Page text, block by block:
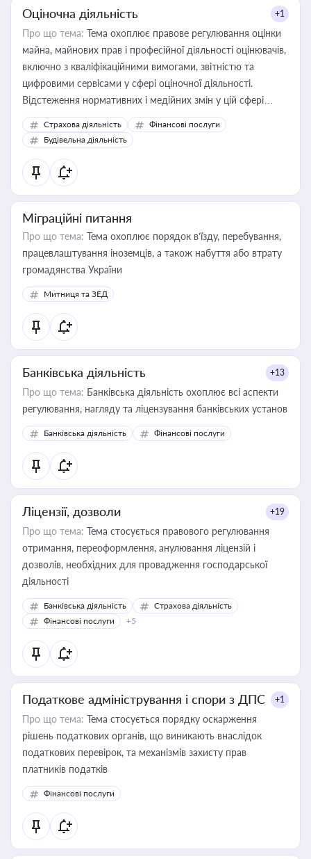
Оціночна діяльність +1
Про що тема: Тема охоплює правове регулювання оцінки
майна, майнових прав і професійної діяльності оцінювачів,
включно з кваліфікаційними вимогами, звітністю та
цифровими сервісами у сфері оціночної діяльності.
Відстеження нормативних і медійних змін у цій сфері
корисне для власника бізнесу, керівника, юриста або
бухгалтера під час оподаткування, приватизації, оренди
державного майна, корпоративних угод і перевірки
статусу суб'єктів оціночної діяльності
Страхова діяльність
Фінансові послуги
Будівельна діяльність
Міграційні питання
Про що тема: Тема охоплює порядок в’їзду, перебування,
працевлаштування іноземців, а також набуття або втрату
громадянства України
Митниця та ЗЕД
Банківська діяльність +13
Про що тема: Банківська діяльність охоплює всі аспекти
регулювання, нагляду та ліцензування банківських установ
Банківська діяльність Фінансові послуги
Ліцензії, дозволи +19
Про що тема: Тема стосується правового регулювання
отримання, переоформлення, анулювання ліцензій і
дозволів, необхідних для провадження господарської
діяльності
Банківська діяльність
Страхова діяльність
Фінансові послуги
+5
Податкове адміністрування і спори з ДПС +1
Про що тема: Тема стосується порядку оскарження
рішень податкових органів, що виникають внаслідок
податкових перевірок, та механізмів захисту прав
платників податків
Фінансові послуги